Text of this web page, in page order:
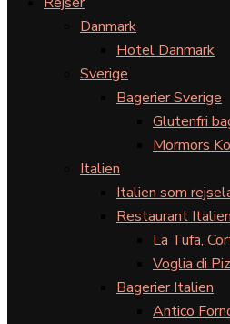
Danmark
Hotel Danmark
Sverige
Bagerier Sverige
Glutenfri
Mormors
Italien
Italien som
Restaurant Italien
La Tufa,
Voglia di
Bagerier Italien
Antico